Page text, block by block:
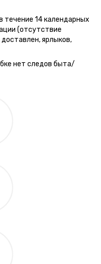
течение 14 календарных
(отсутствие
ярлыков,
нет следов быта/